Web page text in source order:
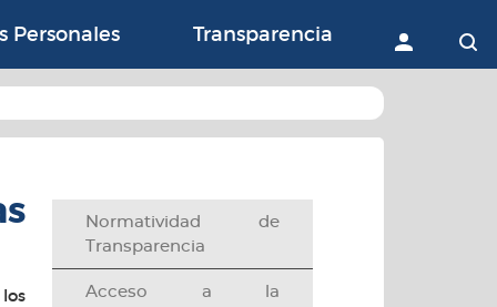
con la Agricultura,
Personales Transparencia Acceder
Normatividad de
Transparencia
Acceso a la